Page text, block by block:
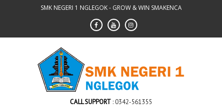
SMK NEGERI 1 NGLEGOK - GROW & WIN SMAKENCA
CALL SUPPORT 0342-561355